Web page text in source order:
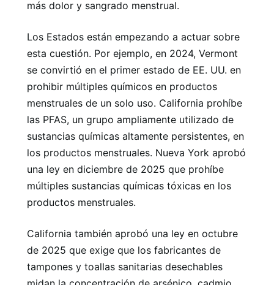
más dolor y sangrado menstrual.
Los Estados están empezando a actuar sobre
esta cuestión. Por ejemplo, en 2024, Vermont
se convirtió en el primer estado de EE. UU. en
prohibir múltiples químicos en productos
menstruales de un solo uso. California prohíbe
las PFAS, un grupo ampliamente utilizado de
sustancias químicas altamente persistentes, en
los productos menstruales. Nueva York aprobó
una ley en diciembre de 2025 que prohíbe
múltiples sustancias químicas tóxicas en los
productos menstruales.
California también aprobó una ley en octubre
de 2025 que exige que los fabricantes de
tampones y toallas sanitarias desechables